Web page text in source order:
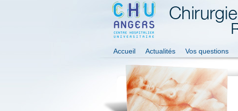
Accueil Actualités Vos questions